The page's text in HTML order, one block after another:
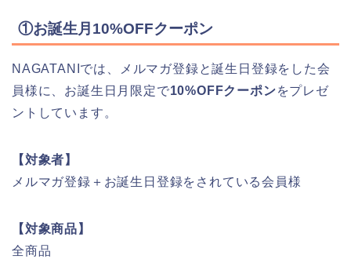
①お誕生月10%OFFクーポン
NAGATANIでは、メルマガ登録と誕生日登録をした会
員様に、お誕生日月限定で10%OFFクーポンをプレゼ
ントしています。
【対象者】
メルマガ登録＋お誕生日登録をされている会員様
【対象商品】
全商品